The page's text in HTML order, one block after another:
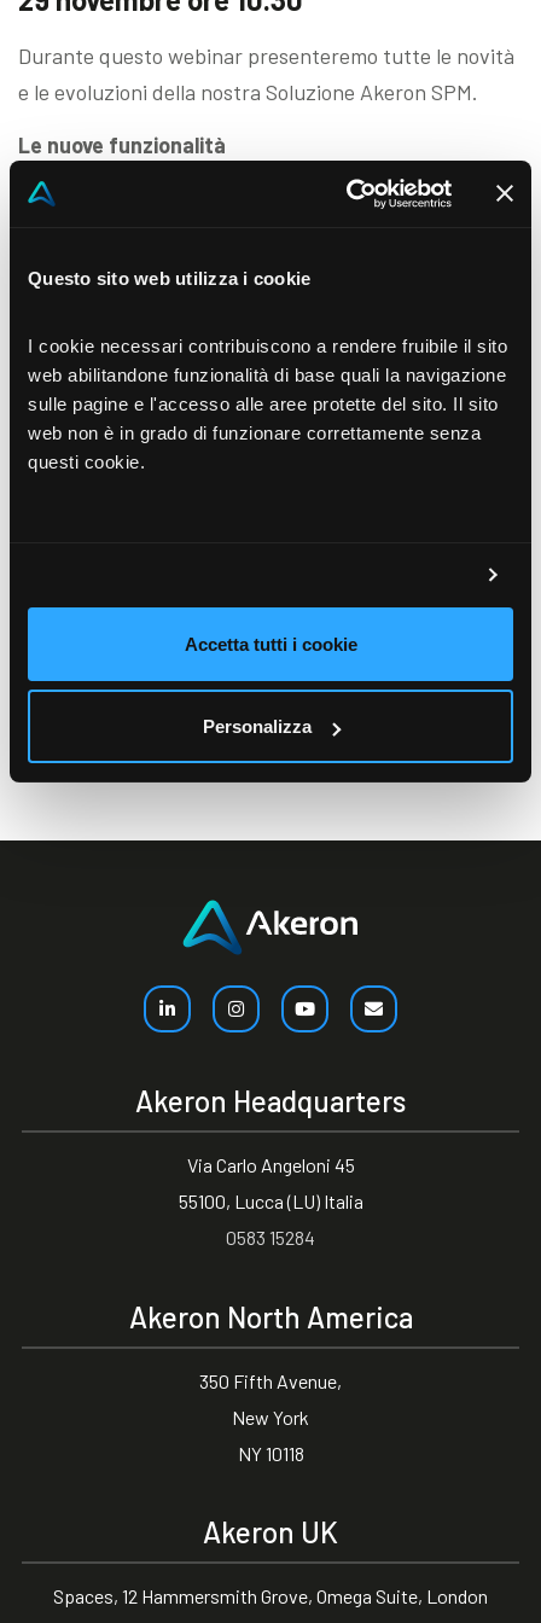
Questo sito web utilizza i cookie
I cookie necessari contribuiscono a rendere fruibile il sito
web abilitandone funzionalità di base quali la navigazione
sulle pagine e l'accesso alle aree protette del sito. Il sito
web non è in grado di funzionare correttamente senza
questi cookie.
Accetta tutti i cookie
Personalizza
Durante questo webinar presenteremo tutte le novità
e le evoluzioni della nostra Soluzione Akeron SPM.
Le nuove funzionalità
Il nuovo modulo Promo Planning
estesa agli sconti in fattura
I nuovi processi
la Salesforce Automation
La gestione delle vendite nel canale B2B
Akeron Headquarters
Via Carlo Angeloni 45
55100, Lucca (LU) Italia
0583 15284
Akeron North America
350 Fifth Avenue,
New York
NY 10118
Akeron UK
Spaces, 12 Hammersmith Grove, Omega Suite, London